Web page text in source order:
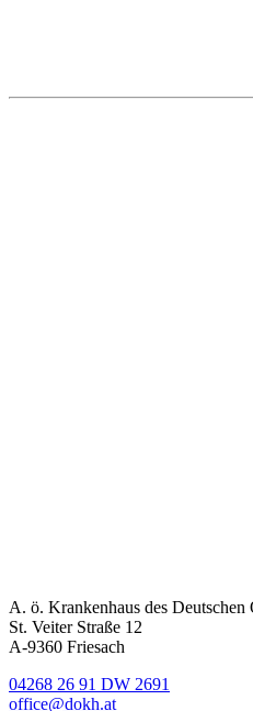
A. ö. Krankenhaus des Deutschen
St. Veiter Straße 12
A-9360 Friesach
04268 26 91 DW 2691
office@dokh.at